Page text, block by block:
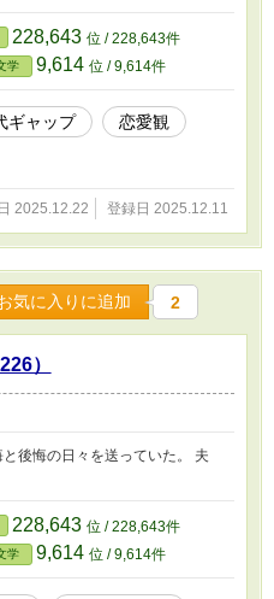
228,643 位 / 228,643件
学 9,614 位 / 9,614件
ギャップ
恋愛観
2025.12.22 登録日 2025.12.11
気に入りに追加 2
）
後悔の日々を送っていた。 夫
228,643 位 / 228,643件
学 9,614 位 / 9,614件